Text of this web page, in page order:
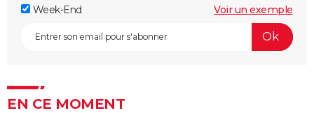
Week-End
Voir un exemple
EN CE MOMENT